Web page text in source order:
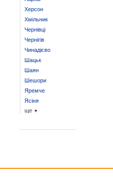
Херсон
Хмільник
Чернівці
Чернігів
Чинадієво
Шацьк
Шаян
Шешори
Яремче
Ясіня
ще ▼